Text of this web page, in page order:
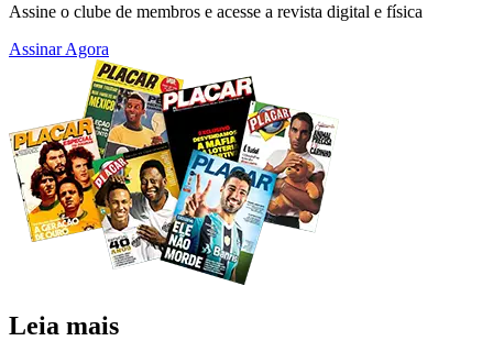
Assine o clube de membros e acesse a revista digital e física
Assinar Agora
Leia mais